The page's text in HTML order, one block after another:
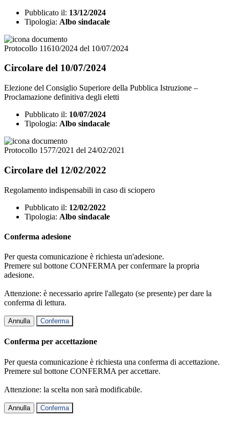
Pubblicato il: 13/12/2024
Tipologia: Albo sindacale
Protocollo 11610/2024 del 10/07/2024
Circolare del 10/07/2024
Elezione del Consiglio Superiore della Pubblica Istruzione –
Proclamazione definitiva degli eletti
Pubblicato il: 10/07/2024
Tipologia: Albo sindacale
Protocollo 1577/2021 del 24/02/2021
Circolare del 12/02/2022
Regolamento indispensabili in caso di sciopero
Pubblicato il: 12/02/2022
Tipologia: Albo sindacale
Conferma adesione
Per questa comunicazione è richiesta un'adesione.
Premere sul bottone CONFERMA per confermare la propria
adesione.
Attenzione: è necessario aprire l'allegato (se presente) per dare la
conferma di lettura.
Annulla Conferma
Conferma per accettazione
Per questa comunicazione è richiesta una conferma di accettazione.
Premere sul bottone CONFERMA per accettare.
Attenzione: la scelta non sarà modificabile.
Annulla Conferma